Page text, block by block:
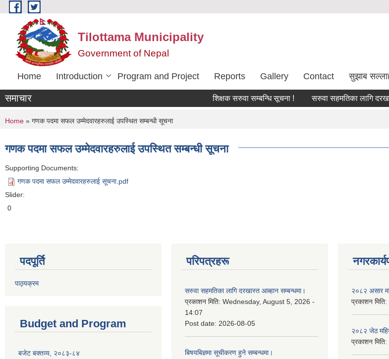
Skip to main content
Tilottama Municipality
Government of Nepal
Home Introduction Program and Project Reports Gallery Contact सुझाब
समाचार शिक्षक सरुवा सम्बन्धि सूचना ! सरुवा सहमतिका लागि दरखास्त
You are here
Home » गणक पदमा सफल उम्मेदवारहरुलाई उपस्थित सम्बन्धी सूचना
गणक पदमा सफल उम्मेदवारहरुलाई उपस्थित सम्बन्धी सूचना
Supporting Documents:
गणक पदमा सफल उम्मेदवारहरुलाई सूचना.pdf
Slider:
0
पदपूर्ति
पाठ्यक्रम
Budget and Program
बजेट बक्तव्य, २०८३-८४
परिपत्रहरू
सरुवा सहमतिका लागि दरखास्त आब्हान सम्बन्धमा।
प्रकाशन मिति: Wednesday, August 5, 2026 -
14:07
Post date: 2026-08-05
बिषयबिज्ञमा सूचीकरण हुने सम्बन्धमा।
२०८२ असार
प्रकाशन मिति:
२०८२ जेठ
प्रकाशन मिति: